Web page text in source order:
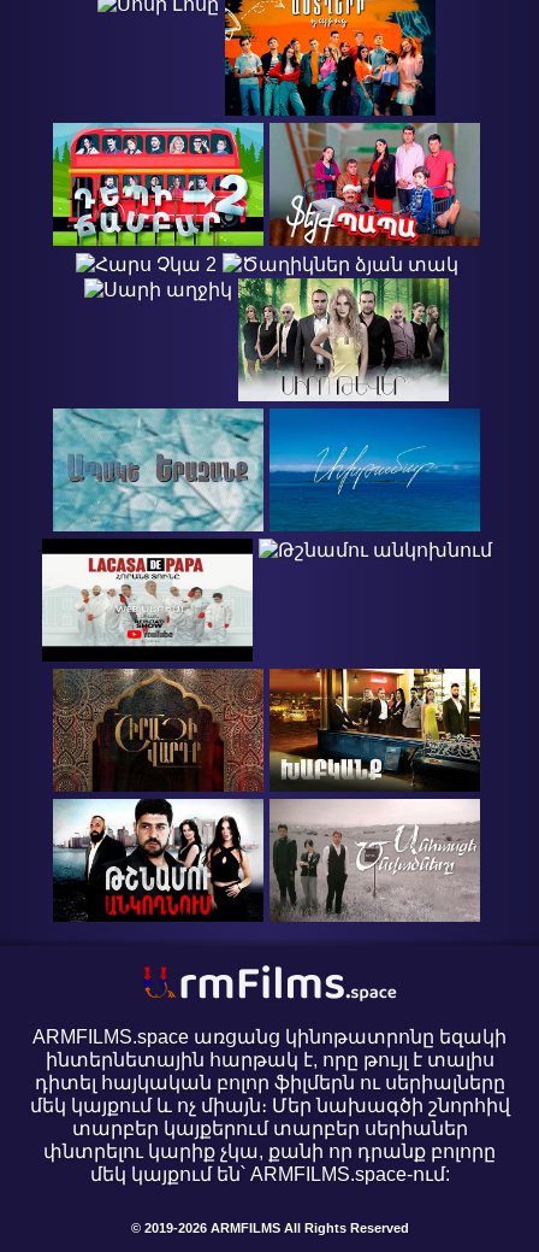
ARMFILMS.space առցանց կինոթատրոնը եզակի
ինտերնետային հարթակ է, որը թույլ է տալիս
դիտել հայկական բոլոր ֆիլմերն ու սերիալները
մեկ կայքում և ոչ միայն։ Մեր նախագծի շնորհիվ
տարբեր կայքերում տարբեր սերիաներ
փնտրելու կարիք չկա, քանի որ դրանք բոլորը
մեկ կայքում են՝ ARMFILMS.space-ում:
© 2019-2026 ARMFILMS All Rights Reserved